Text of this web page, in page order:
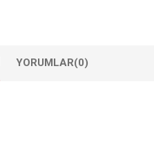
YORUMLAR(0)